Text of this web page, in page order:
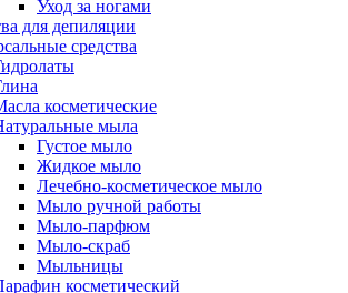
Уход за ногами
для депиляции
средства
косметические
мыла
Густое мыло
Жидкое мыло
Лечебно-косметическое мыло
Мыло ручной работы
Мыло-парфюм
Мыло-скраб
Мыльницы
косметический